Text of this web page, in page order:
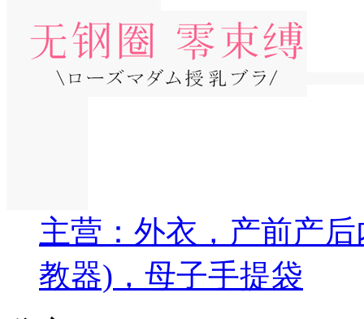
主营：外衣，产前产
教器)，母子手提袋